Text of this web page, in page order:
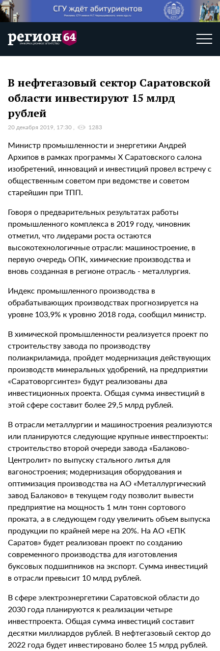
В нефтегазовый сектор Саратовской
области инвестируют 15 млрд
рублей
20 декабря 2019, 17:30 1283
Министр промышленности и энергетики Андрей
Архипов в рамках программы X Саратовского салона
изобретений, инноваций и инвестиций провел встречу с
общественным советом при ведомстве и советом
старейшин при ТПП.
Говоря о предварительных результатах работы
промышленного комплекса в 2019 году, чиновник
отметил, что лидерами роста остаются
высокотехнологичные отрасли: машиностроение, в
первую очередь ОПК, химические производства и
вновь созданная в регионе отрасль - металлургия.
Индекс промышленного производства в
обрабатывающих производствах прогнозируется на
уровне 103,9% к уровню 2018 года, сообщил министр.
В химической промышленности реализуется проект по
строительству завода по производству
полиакриламида, пройдет модернизация действующих
производств минеральных удобрений, на предприятии
«Саратоворгсинтез» будут реализованы два
инвестиционных проекта. Общая сумма инвестиций в
этой сфере составит более 29,5 млрд рублей.
В отрасли металлургии и машиностроения реализуются
или планируются следующие крупные инвестпроекты:
строительство второй очереди завода «Балаково-
Центролит» по выпуску стального литья для
вагоностроения; модернизация оборудования и
оптимизация производства на АО «Металлургический
завод Балаково» в текущем году позволит вывести
предприятие на мощность 1 млн тонн сортового
проката, а в следующем году увеличить объем выпуска
продукции по крайней мере на 20%. На АО «ЕПК
Саратов» будет реализован проект по созданию
современного производства для изготовления
буксовых подшипников на экспорт. Сумма инвестиций
в отрасли превысит 10 млрд рублей.
В сфере электроэнергетики Саратовской области до
2030 года планируются к реализации четыре
инвестпроекта. Общая сумма инвестиций составит
десятки миллиардов рублей. В нефтегазовый сектор до
2022 года будет инвестировано более 15 млрд рублей.